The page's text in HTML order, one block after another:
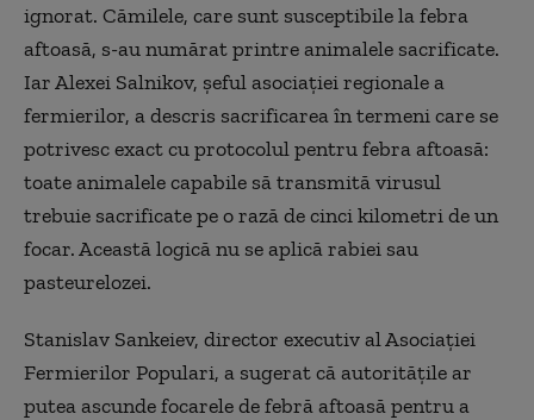
ignorat. Cămilele, care sunt susceptibile la febra
aftoasă, s-au numărat printre animalele sacrificate.
Iar Alexei Salnikov, șeful asociației regionale a
fermierilor, a descris sacrificarea în termeni care se
potrivesc exact cu protocolul pentru febra aftoasă:
toate animalele capabile să transmită virusul
trebuie sacrificate pe o rază de cinci kilometri de un
focar. Această logică nu se aplică rabiei sau
pasteurelozei.
Stanislav Sankeiev, director executiv al Asociației
Fermierilor Populari, a sugerat că autoritățile ar
putea ascunde focarele de febră aftoasă pentru a